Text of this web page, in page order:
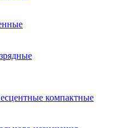
компактные